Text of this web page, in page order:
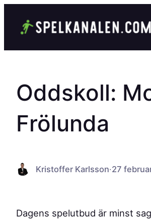
Oddskoll:
Frölunda
Kristoffer Karlsson·27
Dagens spelutbud är minst